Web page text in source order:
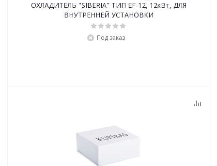
ОХЛАДИТЕЛЬ "SIBERIA" ТИП EF-12, 12кВт, ДЛЯ
ВНУТРЕННЕЙ УСТАНОВКИ
Под заказ